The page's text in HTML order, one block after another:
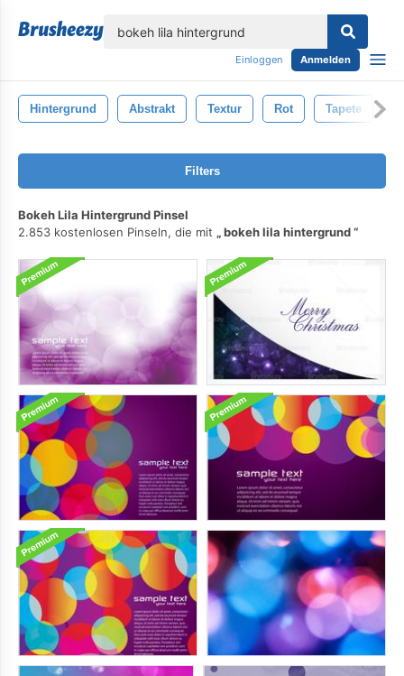
Einloggen Anmelden
Hintergrund Abstrakt Textur Rot Tapete
Filters
Bokeh Lila Hintergrund Pinsel
2.853 kostenlosen Pinseln, die mit
bokeh lila hintergrund